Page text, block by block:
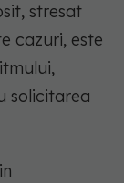
stresat
cazuri, este
solicitarea